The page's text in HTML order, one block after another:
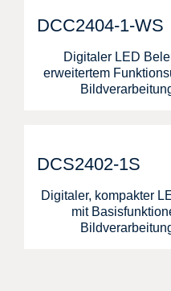
DCC2404-1-WS
Digitaler LED
erweitertem
DCS2402-1S
Digitaler, kompakter
mit